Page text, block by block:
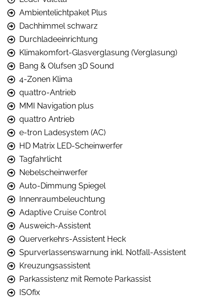
Ambientelichtpaket Plus
Dachhimmel schwarz
Durchladeeinrichtung
Klimakomfort-Glasverglasung (Verglasung)
Bang & Olufsen 3D Sound
4-Zonen Klima
quattro-Antrieb
MMI Navigation plus
quattro Antrieb
e-tron Ladesystem (AC)
HD Matrix LED-Scheinwerfer
Tagfahrlicht
Nebelscheinwerfer
Auto-Dimmung Spiegel
Innenraumbeleuchtung
Adaptive Cruise Control
Ausweich-Assistent
Querverkehrs-Assistent Heck
Spurverlassenswarnung inkl. Notfall-Assistent
Kreuzungsassistent
Parkassistenz mit Remote Parkassist
ISOfix